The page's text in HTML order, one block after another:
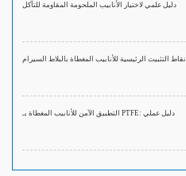
دليل علمي لاختيار الأنابيب الملحومة المقاومة للتآكل
نقاط التثبيت الرئيسية للأنابيب المغطاة بالبلاط السيرام
التطبيق الآمن للأنابيب المغطاة بـ PTFE: دليل عملي